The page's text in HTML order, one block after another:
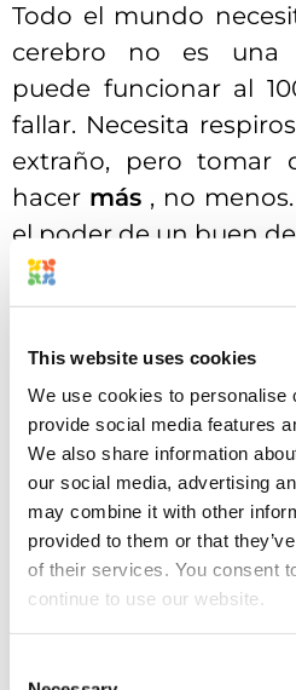
This website uses cookies
We use cookies to personalise
provide social media features
We also share information
our social media, advertising
may combine it with other
provided to them or that
of their services. You consent
continue to use our website.
Todo el mundo
cerebro no es una
puede funcionar al
fallar. Necesita
extraño, pero tomar
hacer más , no
el poder de un buen
Pomodoro, etc.
por esos
forma de tomate
italiano), este método
realista sobre la
humana. Nadie
durante 3 horas
cerebro se convierta